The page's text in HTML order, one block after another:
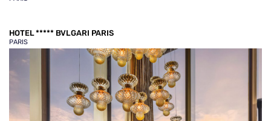
HOTEL ***** BVLGARI PARIS
PARIS